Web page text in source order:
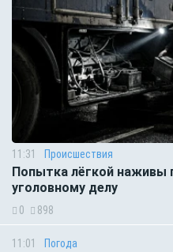
11:31 Происшествия
Попытка лёгкой наживы
уголовному делу
0 898
11:01 Погода